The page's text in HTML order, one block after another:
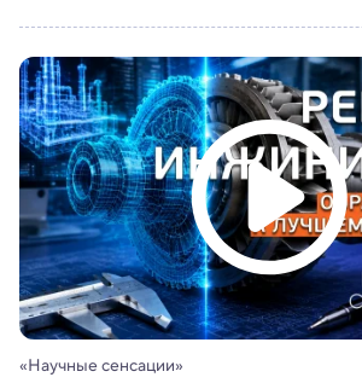
«Научные сенсации»